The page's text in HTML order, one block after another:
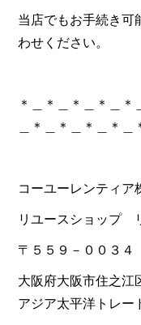
当店でもお手続き可
わせください。
＊＿＊＿＊＿＊＿＊
＿＊＿＊＿＊＿＊＿
コーユーレンティア
リユースショップ
〒５５９－００３４
大阪府大阪市住之江
アジア太平洋トレー